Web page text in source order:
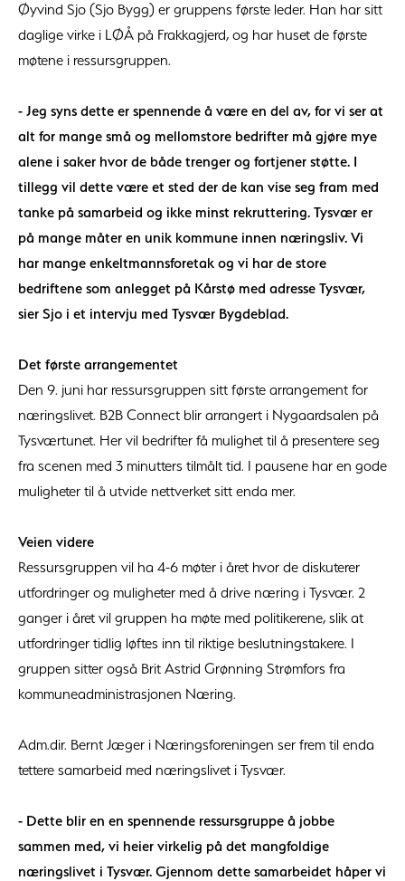
Øyvind Sjo (Sjo Bygg) er gruppens første leder. Han har sitt
daglige virke i LØÅ på Frakkagjerd, og har huset de første
møtene i ressursgruppen.
- Jeg syns dette er spennende å være en del av, for vi ser at
alt for mange små og mellomstore bedrifter må gjøre mye
alene i saker hvor de både trenger og fortjener støtte. I
tillegg vil dette være et sted der de kan vise seg fram med
tanke på samarbeid og ikke minst rekruttering. Tysvær er
på mange måter en unik kommune innen næringsliv. Vi
har mange enkeltmannsforetak og vi har de store
bedriftene som anlegget på Kårstø med adresse Tysvær,
sier Sjo i et intervju med Tysvær Bygdeblad.
Det første arrangementet
Den 9. juni har ressursgruppen sitt første arrangement for
næringslivet. B2B Connect blir arrangert i Nygaardsalen på
Tysværtunet. Her vil bedrifter få mulighet til å presentere seg
fra scenen med 3 minutters tilmålt tid. I pausene har en gode
muligheter til å utvide nettverket sitt enda mer.
Veien videre
Ressursgruppen vil ha 4-6 møter i året hvor de diskuterer
utfordringer og muligheter med å drive næring i Tysvær. 2
ganger i året vil gruppen ha møte med politikerene, slik at
utfordringer tidlig løftes inn til riktige beslutningstakere. I
gruppen sitter også Brit Astrid Grønning Strømfors fra
kommuneadministrasjonen Næring.
Adm.dir. Bernt Jæger i Næringsforeningen ser frem til enda
tettere samarbeid med næringslivet i Tysvær.
- Dette blir en en spennende ressursgruppe å jobbe
sammen med, vi heier virkelig på det mangfoldige
næringslivet i Tysvær. Gjennom dette samarbeidet håper vi